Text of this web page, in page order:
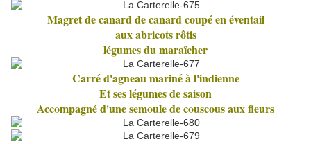
Magret de canard de canard coupé en éventail
aux abricots rôtis
légumes du maraîcher
Carré d'agneau mariné à l'indienne
Et ses légumes de saison
Accompagné d'une semoule de couscous aux fleurs